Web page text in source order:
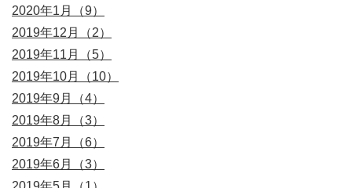
2020年1月（9）
2019年12月（2）
2019年11月（5）
2019年10月（10）
2019年9月（4）
2019年8月（3）
2019年7月（6）
2019年6月（3）